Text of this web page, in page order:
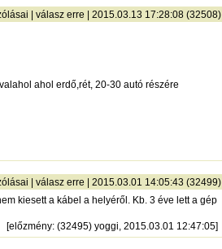
válasz erre | 2015.03.13 17:28:08 (32508)
ahol erdő,rét, 20-30 autó részére
válasz erre | 2015.03.01 14:05:43 (32499)
kiesett a kábel a helyéről. Kb. 3 éve lett a gép
[előzmény: (32495) yoggi, 2015.03.01 12:47:05]